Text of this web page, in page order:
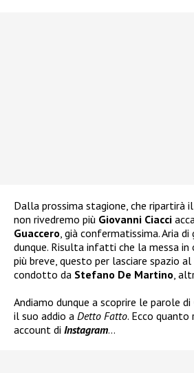
Dalla prossima stagione, che ripartirà
non rivedremo più Giovanni Ciacci
Guaccero, già confermatissima. Aria
dunque. Risulta infatti che la messa in
più breve, questo per lasciare spazio
condotto da Stefano De Martino,
Andiamo dunque a scoprire le parole di
il suo addio a Detto Fatto. Ecco
account di Instagram…